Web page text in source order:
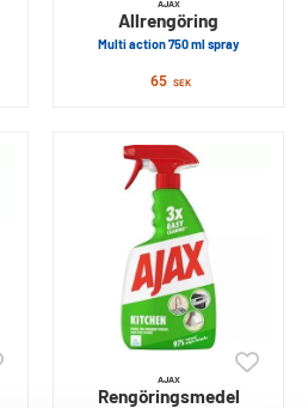
AJAX
Allrengöring
Multi action 750 ml spray
65 SEK
AJAX
Rengöringsmedel